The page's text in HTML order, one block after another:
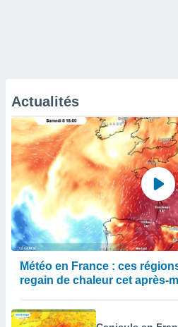
Actualités
Météo en France : ces
regain de chaleur cet après-